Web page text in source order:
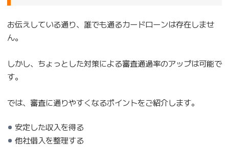
お伝えしている通り、誰でも通るカードローンは存在しませ
ん。
しかし、ちょっとした対策による審査通過率のアップは可能で
す。
では、審査に通りやすくなるポイントをご紹介します。
安定した収入を得る
他社借入を整理する